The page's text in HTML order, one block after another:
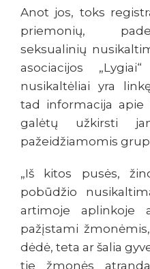
Anot jos, toks
priemonių,
seksualinių
asociacijos
nusikaltėliai yra
tad informacija apie
galėtų užkirsti
pažeidžiamomis
„Iš kitos pusės,
pobūdžio
artimoje aplinkoje
pažįstami
dėdė, teta ar šalia
tie žmonės